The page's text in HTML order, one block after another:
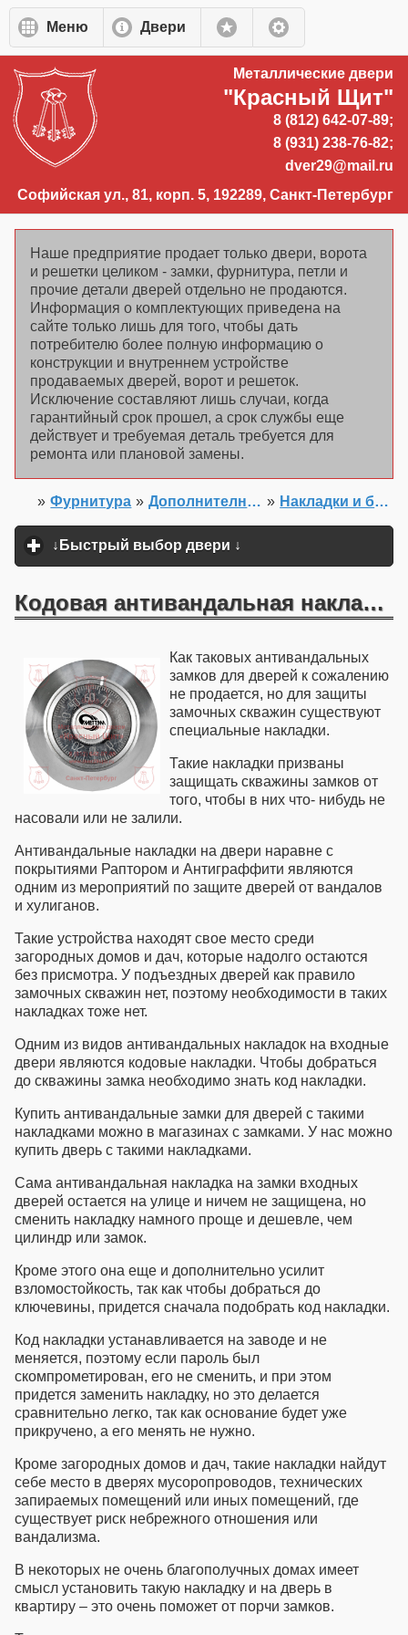
Перейти к основному содержанию
Меню
Двери
Металлические двери
"Красный Щит"
8 (812) 642-07-89;
8 (931) 238-76-82;
dver29@mail.ru
Софийская ул., 81, корп. 5, 192289, Санкт-Петербург
Наше предприятие продает только двери, ворота
и решетки целиком - замки, фурнитура, петли и
прочие детали дверей отдельно не продаются.
Информация о комплектующих приведена на
сайте только лишь для того, чтобы дать
потребителю более полную информацию о
конструкции и внутреннем устройстве
продаваемых дверей, ворот и решеток.
Исключение составляют лишь случаи, когда
гарантийный срок прошел, а срок службы еще
действует и требуемая деталь требуется для
ремонта или плановой замены.
Накладки и бронепластины
»
Дополнителные детали замков
»
Фурнитура
»
↓Быстрый выбор двери ↓
Кодовая антивандальная накладка на дверь
Как таковых антивандальных
замков для дверей к сожалению
не продается, но для защиты
замочных скважин существуют
специальные накладки.
Такие накладки призваны
защищать скважины замков от
того, чтобы в них что- нибудь не
насовали или не залили.
Антивандальные накладки на двери наравне с
покрытиями Раптором и Антиграффити являются
одним из мероприятий по защите дверей от вандалов
и хулиганов.
Такие устройства находят свое место среди
загородных домов и дач, которые надолго остаются
без присмотра. У подъездных дверей как правило
замочных скважин нет, поэтому необходимости в таких
накладках тоже нет.
Одним из видов антивандальных накладок на входные
двери являются кодовые накладки. Чтобы добраться
до скважины замка необходимо знать код накладки.
Купить антивандальные замки для дверей с такими
накладками можно в магазинах с замками. У нас можно
купить дверь с такими накладками.
Сама антивандальная накладка на замки входных
дверей остается на улице и ничем не защищена, но
сменить накладку намного проще и дешевле, чем
цилиндр или замок.
Кроме этого она еще и дополнительно усилит
взломостойкость, так как чтобы добраться до
ключевины, придется сначала подобрать код накладки.
Код накладки устанавливается на заводе и не
меняется, поэтому если пароль был
скомпрометирован, его не сменить, и при этом
придется заменить накладку, но это делается
сравнительно легко, так как основание будет уже
прикручено, а его менять не нужно.
Кроме загородных домов и дач, такие накладки найдут
себе место в дверях мусоропроводов, технических
запираемых помещений или иных помещений, где
существует риск небрежного отношения или
вандализма.
В некоторых не очень благополучных домах имеет
смысл установить такую накладку и на дверь в
квартиру – это очень поможет от порчи замков.